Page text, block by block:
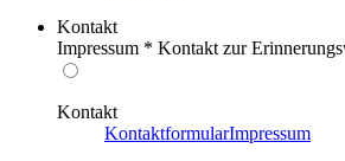
Kontakt
Impressum * Kontakt zur
Kontakt
KontaktformularImpressum